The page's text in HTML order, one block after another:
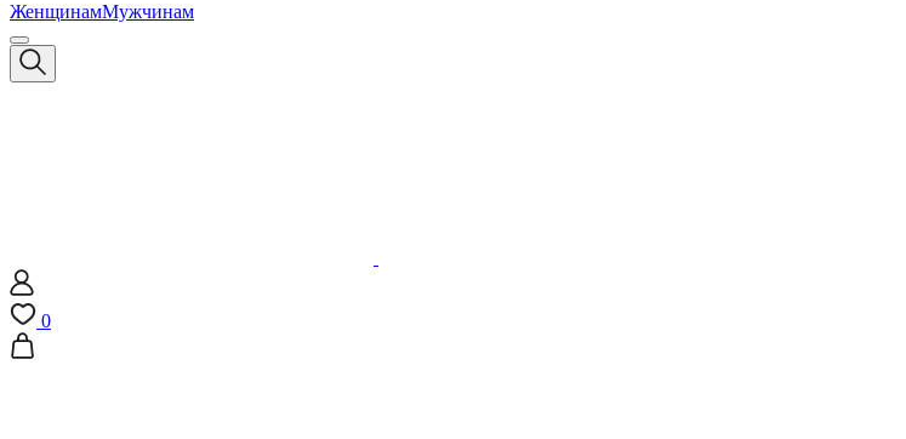
ЖенщинамМужчинам
0